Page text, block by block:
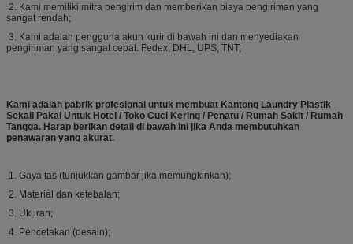
2. Kami memiliki mitra pengirim dan memberikan biaya pengiriman yang
sangat rendah;
3. Kami adalah pengguna akun kurir di bawah ini dan menyediakan
pengiriman yang sangat cepat: Fedex, DHL, UPS, TNT;
Kami adalah pabrik profesional untuk membuat Kantong Laundry Plastik
Sekali Pakai Untuk Hotel / Toko Cuci Kering / Penatu / Rumah Sakit / Rumah
Tangga. Harap berikan detail di bawah ini jika Anda membutuhkan
penawaran yang akurat.
1. Gaya tas (tunjukkan gambar jika memungkinkan);
2. Material dan ketebalan;
3. Ukuran;
4. Pencetakan (desain);